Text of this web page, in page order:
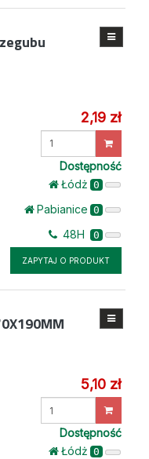
2,19 zł
Wprowadź
Dostępność
Łódż 0
Pabianice 0
48H 0
ZAPYTAJ O PRODUKT
5,10 zł
Dostępność
Łódż 0